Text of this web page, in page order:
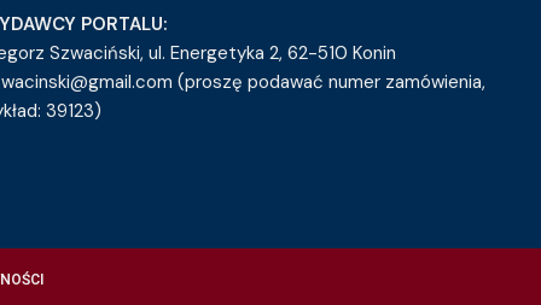
PORTALU:
Szwaciński, ul. Energetyka 2, 62-510 Konin
(proszę podawać numer zamówienia,
39123)